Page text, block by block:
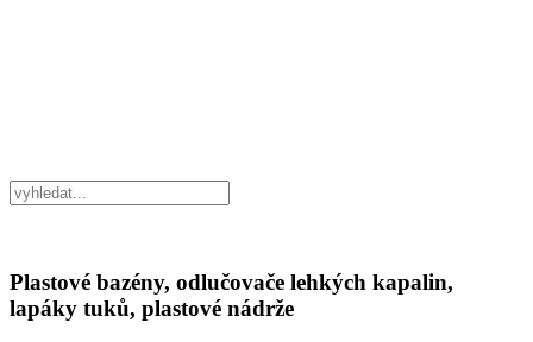
Plastové bazény, odlučovače lehkých kapalin,
lapáky tuků, plastové nádrže